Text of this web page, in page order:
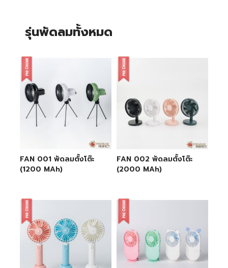
รุ่นพัดลมทั้งหมด
FAN 001 พัดลมตั้งโต๊ะ
(1200 MAh)
FAN 002 พัดลมตั้งโต๊ะ
(2000 MAh)